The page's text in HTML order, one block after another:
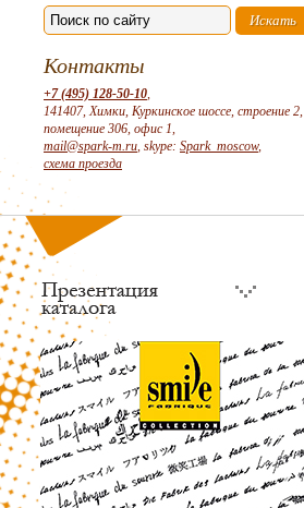
Контакты
+7 (495) 128-50-10,
141407, Химки, Куркинское шоссе, строение 2,
помещение 306, офис 1,
mail@spark-m.ru, skype: Spark_moscow,
схема проезда